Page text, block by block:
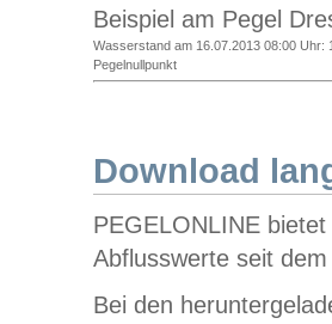
Beispiel am Pegel
Wasserstand am 16.07.2013 08:00 Uhr:
Pegelnullpunkt
Download
PEGELONLINE
Abflusswerte seit
Bei den